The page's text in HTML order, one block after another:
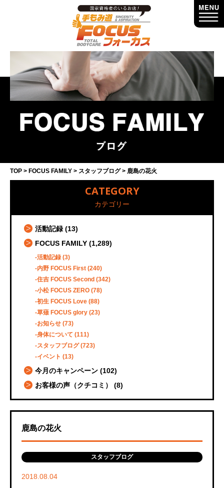
TOP FOCUS FAMILY スタッフブログ 鹿島の花火
CATEGORY
カテゴリー
活動記録 (13)
FOCUS FAMILY (1,289)
活動記録 (3)
内野 FOCUS First (240)
住吉 FOCUS Second (342)
小松 FOCUS ZERO (78)
初生 FOCUS Love (88)
草薙 FOCUS glory (23)
お知らせ (73)
身体について (111)
スタッフブログ(723)
イベント (13)
今月のキャンペーン (102)
お客様の声（クチコミ）
(8)
鹿島の花火
スタッフブログ
2018.08.04